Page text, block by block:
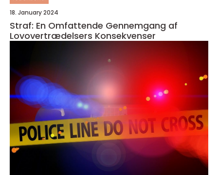
18. January 2024
Straf: En Omfattende Gennemgang af
Lovovertrædelsers Konsekvenser